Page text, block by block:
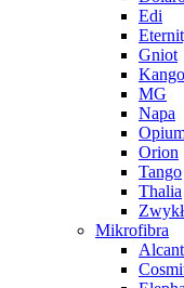
Edi
Gniot
Kango
MG
Napa
Orion
Tango
Thalia
Mikrofibra